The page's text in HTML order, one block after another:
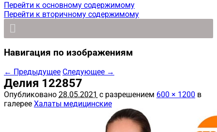
Перейти к основному содержимому
Перейти к вторичному содержимому
Навигация по изображениям
← Предыдущее Следующее →
Делия 122857
Опубликовано 28.05.2021 с разрешением 600 × 1200 в
галерее Халаты медицинские